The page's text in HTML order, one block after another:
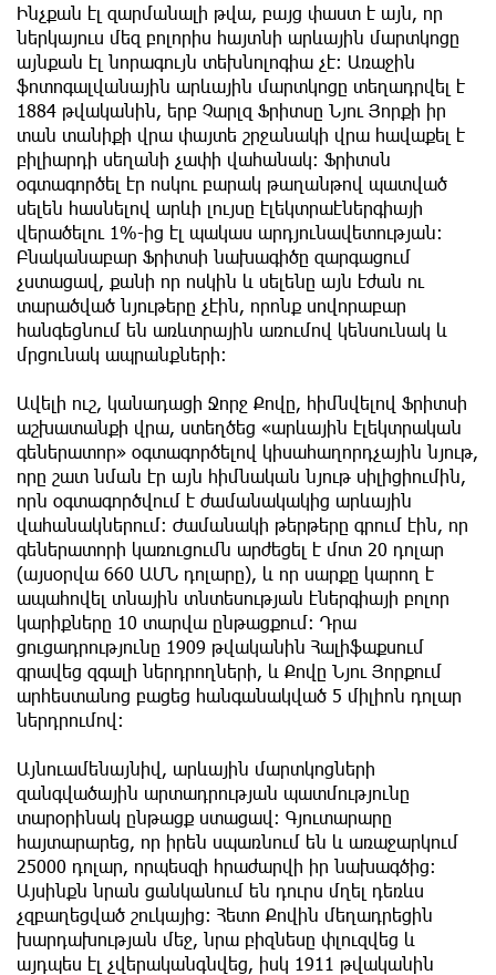
Ինչքան էլ զարմանալի թվա, բայց փաստ է այն, որ
ներկայուս մեզ բոլորիս հայտնի արևային մարտկոցը
այնքան էլ նորագույն տեխնոլոգիա չէ: Առաջին
ֆոտոգալվանային արևային մարտկոցը տեղադրվել է
1884 թվականին, երբ Չարլզ Ֆրիտսը Նյու Յորքի իր
տան տանիքի վրա փայտե շրջանակի վրա հավաքել է
բիլիարդի սեղանի չափի վահանակ: Ֆրիտսն
օգտագործել էր ոսկու բարակ թաղանթով պատված
սելեն հասնելով արևի լույսը էլեկտրաէներգիայի
վերածելու 1%-ից էլ պակաս արդյունավետության:
Բնականաբար Ֆրիտսի նախագիծը զարգացում
չստացավ, քանի որ ոսկին և սելենը այն էժան ու
տարածված նյութերը չէին, որոնք սովորաբար
հանգեցնում են առևտրային առումով կենսունակ և
մրցունակ ապրանքների:
Ավելի ուշ, կանադացի Ջորջ Քովը, հիմնվելով Ֆրիտսի
աշխատանքի վրա, ստեղծեց «արևային էլեկտրական
գեներատոր» օգտագործելով կիսահաղորդչային նյութ,
որը շատ նման էր այն հիմնական նյութ սիլիցիումին,
որն օգտագործվում է ժամանակակից արևային
վահանակներում: Ժամանակի թերթերը գրում էին, որ
գեներատորի կառուցումն արժեցել է մոտ 20 դոլար
(այսօրվա 660 ԱՄՆ դոլարը), և որ սարքը կարող է
ապահովել տնային տնտեսության էներգիայի բոլոր
կարիքները 10 տարվա ընթացքում։ Դրա
ցուցադրությունը 1909 թվականին Հալիֆաքսում
գրավեց զգալի ներդրողների, և Քովը Նյու Յորքում
արհեստանոց բացեց հանգանակված 5 միլիոն դոլար
ներդրումով։
Այնուամենայնիվ, արևային մարտկոցների
զանգվածային արտադրության պատմությունը
տարօրինակ ընթացք ստացավ։ Գյուտարարը
հայտարարեց, որ իրեն սպառնում են և առաջարկում
25000 դոլար, որպեսզի հրաժարվի իր նախագծից:
Այսինքն նրան ցանկանում են դուրս մղել դեռևս
չզբաղեցված շուկայից։ Հետո Քովին մեղադրեցին
խարդախության մեջ, նրա բիզնեսը փլուզվեց և
այդպես էլ չվերականգնվեց, իսկ 1911 թվականին